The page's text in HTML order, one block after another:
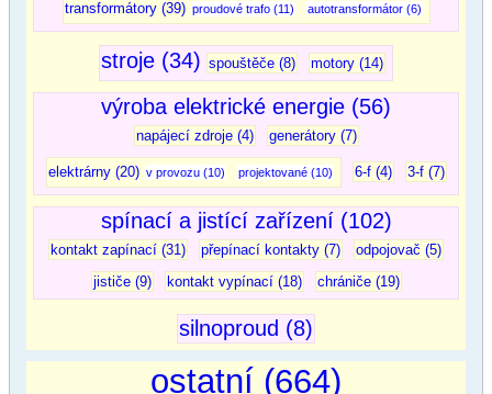
transformátory (39) proudové trafo (11) autotransformátor (6)
stroje (34) spouštěče (8) motory (14)
výroba elektrické energie (56)
napájecí zdroje (4) generátory (7)
elektrárny (20) v provozu (10) projektované (10) 6-f (4) 3-f (7)
spínací a jistící zařízení (102)
kontakt zapínací (31) přepínací kontakty (7)
odpojovač (5)
jističe (9)
kontakt vypínací (18) chrániče (19)
silnoproud (8)
ostatní (664)